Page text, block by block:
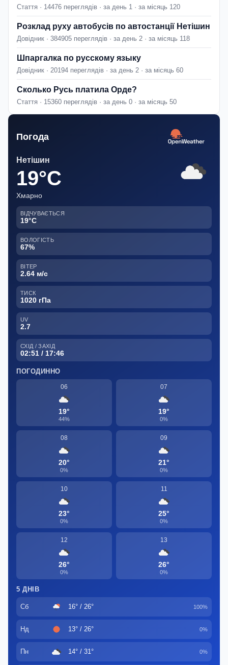
Стаття · 14476 переглядів · за день 1 · за місяць 120
Розклад руху автобусів по автостанції Нетішин
Довідник · 384905 переглядів · за день 2 · за місяць 118
Шпаргалка по русскому языку
Довідник · 20194 переглядів · за день 2 · за місяць 60
Сколько Русь платила Орде?
Стаття · 15360 переглядів · за день 0 · за місяць 50
Погода
Нетішин
19°C
Хмарно
ВІДЧУВАЄТЬСЯ
19°C
ВОЛОГІСТЬ
67%
ВІТЕР
2.64 м/с
ТИСК
1020 гПа
UV
2.7
СХІД / ЗАХІД
02:51 / 17:46
ПОГОДИННО
06
19°
44%
07
19°
0%
08
20°
0%
09
21°
0%
10
23°
0%
11
25°
0%
12
26°
0%
13
26°
0%
5 ДНІВ
Сб 16° / 26° 100%
Нд 13° / 26° 0%
Пн 14° / 31° 0%